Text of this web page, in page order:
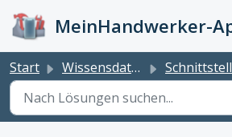
Start Wissensdatenbank Schnittstellen